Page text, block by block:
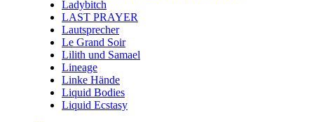
Ladybitch
LAST PRAYER
Lautsprecher
Le Grand Soir
Lilith und Samael
Lineage
Linke Hände
Liquid Bodies
Liquid Ecstasy